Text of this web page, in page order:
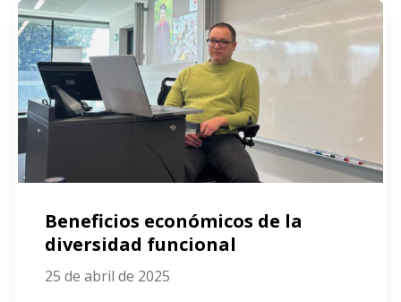
Beneficios económicos de la
diversidad funcional
25 de abril de 2025